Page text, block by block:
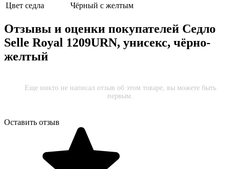
Цвет седла
Чёрный с желтым
Отзывы и оценки покупателей Седло
Selle Royal 1209URN, унисекс, чёрно-
желтый
Еще никто не написал отзыв об этом товаре, вы можете быть
первым.
Оставить отзыв